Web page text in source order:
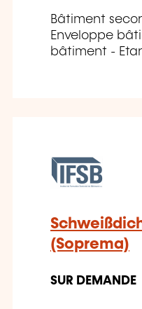
Bâtiment
Enveloppe
bâtiment -
(Soprema)
SUR DEMANDE